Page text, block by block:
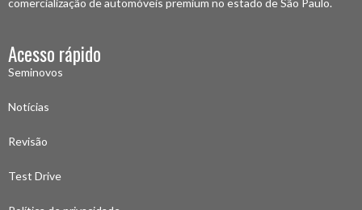
comercialização de automóveis premium no estado de São Paulo.
Acesso rápido
Seminovos
Notícias
Revisão
Test Drive